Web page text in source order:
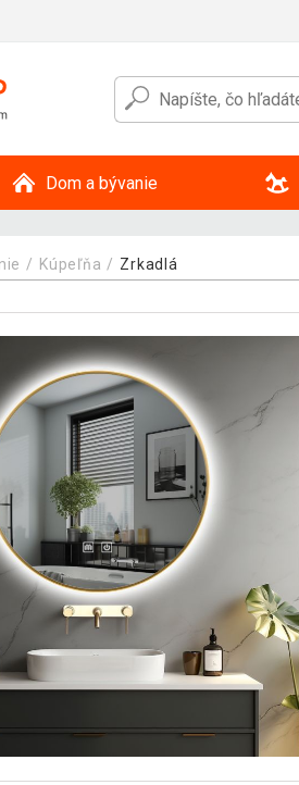
Dom a bývanie
Kúpeľňa Zrkadlá